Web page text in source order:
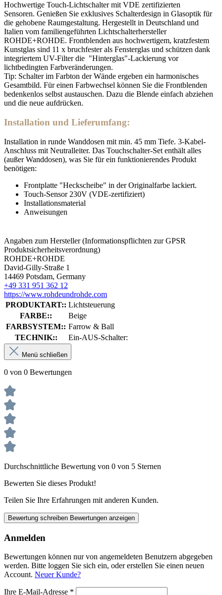
Hochwertige Touch-Lichtschalter mit VDE zertifizierten
Sensoren. Genießen Sie exklusives Schalterdesign in Glasoptik für
die gehobene Raumgestaltung. Hergestellt in Deutschland und
Italien vom familiengeführten Lichtschalterhersteller
ROHDE+ROHDE. Frontblenden aus hochwertigem, kratzfestem
Kunstglas sind 11 x bruchfester als Fensterglas und schützen dank
integriertem UV-Filter die "Hinterglas"-Lackierung vor
lichtbedingten Farbveränderungen.
Tip: Schalter im Farbton der Wände ergeben ein harmonisches
Gesamtbild. Für einen Farbwechsel können Sie die Frontblenden
bedenkenlos selbst austauschen. Dazu die Blende einfach abziehen
und die neue aufdrücken.
Installation und Lieferumfang:
Installation in runde Wanddosen mit min. 45 mm Tiefe. 3-Kabel-
Anschluss mit Neutralleiter. Das Touchschalter-Set enthält alles
(außer Wanddosen), was Sie für ein funktionierendes Produkt
benötigen:
Frontplatte "Heckscheibe" in der Originalfarbe lackiert.
Touch-Sensor 230V (VDE-zertifiziert)
Installationsmaterial
Anweisungen
Angaben zum Hersteller (Informationspflichten zur GPSR
Produktsicherheitsverordnung)
ROHDE+ROHDE
David-Gilly-Straße 1
14469 Potsdam, Germany
+49 331 951 362 12
https://www.rohdeundrohde.com
PRODUKTART:: Lichtsteuerung
FARBE::
Beige
FARBSYSTEM:: Farrow & Ball
TECHNIK::
Ein-AUS-Schalter:
Menü schließen
0 von 0 Bewertungen
Durchschnittliche Bewertung von 0 von 5 Sternen
Bewerten Sie dieses Produkt!
Teilen Sie Ihre Erfahrungen mit anderen Kunden.
Bewertung schreiben Bewertungen anzeigen
Anmelden
Bewertungen können nur von angemeldeten Benutzern abgegeben
werden. Bitte loggen Sie sich ein, oder erstellen Sie einen neuen
Account. Neuer Kunde?
Ihre E-Mail-Adresse *